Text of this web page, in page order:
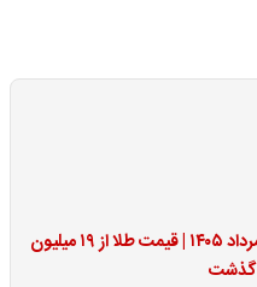
قیمت طلا و سکه امروز ۱۷ مرداد ۱۴۰۵ | قیمت طلا از ۱۹ میلیون
گذشت